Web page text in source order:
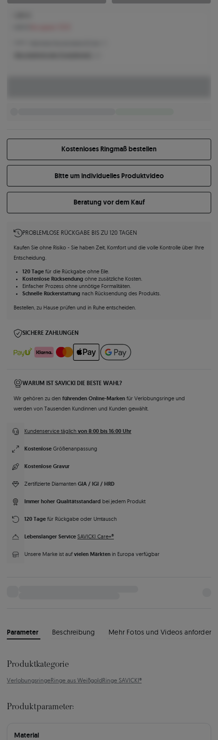
Kostenloses Ringmaß bestellen
Bitte um individuelles Produktvideo
Beratung vor dem Kauf
PROBLEMLOSE RÜCKGABE BIS ZU 120 TAGEN
Kaufen Sie ohne Risiko - Sie haben Zeit, Komfort und die volle Kontrolle über Ihre
Entscheidung.
120 Tagefür die Rückgabe ohne Eile.
Kostenlose Rücksendungohne zusätzliche Kosten.
Einfacher Prozess ohne unnötige Formalitäten.
Schnelle Rückerstattungnach Rücksendung des Produkts.
Bestellen, zu Hause prüfen und in Ruhe entscheiden.
SICHERE ZAHLUNGEN
WARUM IST SAVICKI DIE BESTE WAHL?
Wir gehören zu den führenden Online-Marken für Verlobungsringe und
werden von Tausenden Kundinnen und Kunden gewählt.
Kundenservice täglich von 8:00 bis 16:00 Uhr
Kostenlose Größenanpassung
Kostenlose Gravur
Zertifizierte Diamanten GIA / IGI / HRD
Immer hoher Qualitätsstandard bei jedem Produkt
120 Tage für Rückgabe oder Umtausch
Lebenslanger Service SAVICKI Care+®
Unsere Marke ist auf vielen Märkten in Europa verfügbar
Parameter Beschreibung Mehr Fotos und Videos anfordern
Produktkategorie
VerlobungsringeRinge aus WeißgoldRinge SAVICKI®
Produktparameter:
Material